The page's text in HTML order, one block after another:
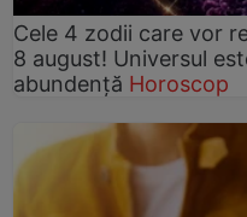
Cele 4 zodii care vor
8 august! Universul
abundență Horoscop